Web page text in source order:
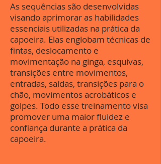
As sequências são desenvolvidas
visando aprimorar as habilidades
essenciais utilizadas na prática da
capoeira. Elas englobam técnicas de
fintas, deslocamento e
movimentação na ginga, esquivas,
transições entre movimentos,
entradas, saídas, transições para o
chão, movimentos acrobáticos e
golpes. Todo esse treinamento visa
promover uma maior fluidez e
confiança durante a prática da
capoeira.